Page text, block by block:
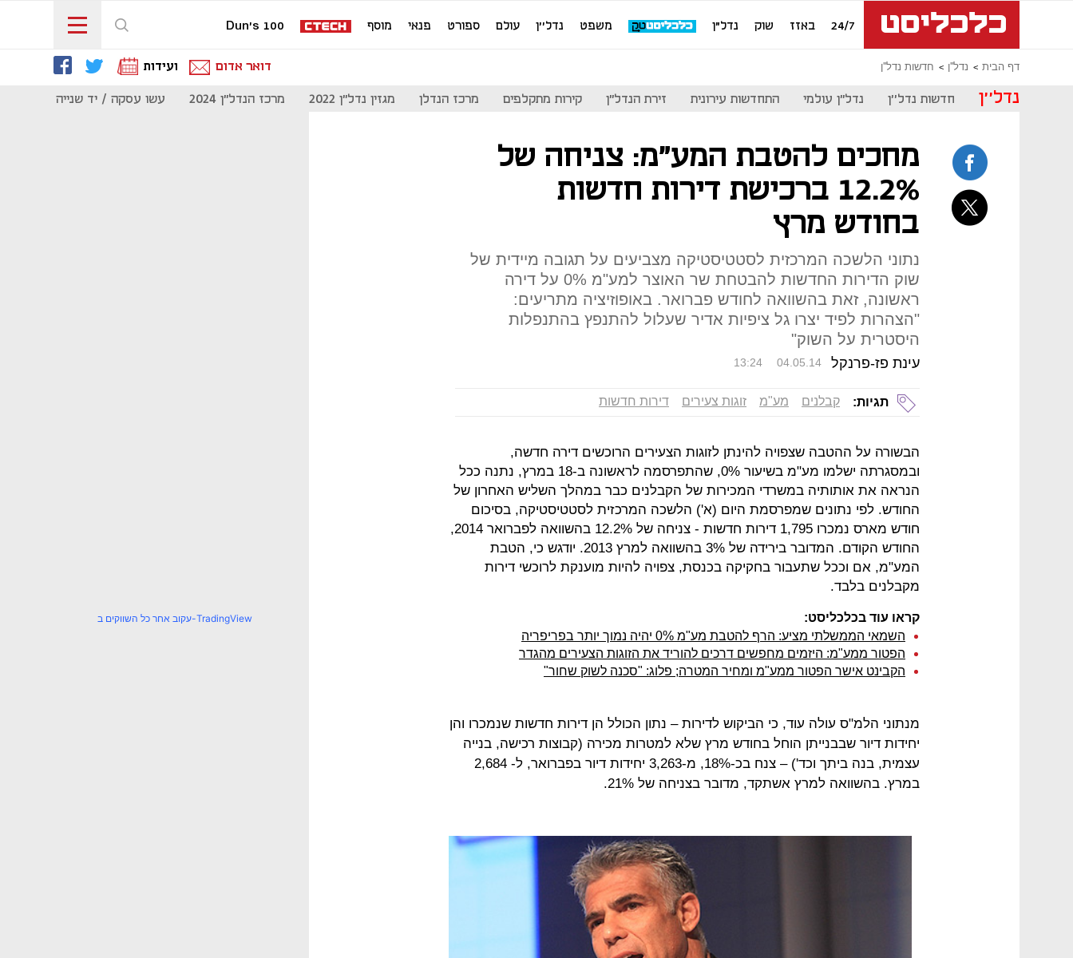
24/7 באזז שוק נדל"ן משפט נדל''ן עולם ספורט פנאי מוסף Dun's 100
דף הבית נדל''ן חדשות נדל''ן דואר אדום ועידות
נדל''ן חדשות נדל''ן נדל"ן עולמי התחדשות עירונית זירת הנדל"ן קירות מתקלפים מרכז הנדלן מגזין נדל"ן 2022 מרכז הנדל"ן 2024 עשו עסקה / יד שנייה
מחכים להטבת המע"מ: צניחה של
12.2% ברכישת דירות חדשות
בחודש מרץ
נתוני הלשכה המרכזית לסטטיסטיקה מצביעים על תגובה מיידית של
שוק הדירות החדשות להבטחת שר האוצר למע"מ 0% על דירה
ראשונה, זאת בהשוואה לחודש פברואר. באופוזיציה מתריעים:
"הצהרות לפיד יצרו גל ציפיות אדיר שעלול להתנפץ בהתנפלות
היסטרית על השוק"
עינת פז-פרנקל 13:24 04.05.14
תגיות: קבלנים מע"מ זוגות צעירים דירות חדשות
הבשורה על ההטבה שצפויה להינתן לזוגות הצעירים הרוכשים דירה חדשה,
ובמסגרתה ישלמו מע"מ בשיעור 0%, שהתפרסמה לראשונה ב-18 במרץ, נתנה ככל
הנראה את אותותיה במשרדי המכירות של הקבלנים כבר במהלך השליש האחרון של
החודש. לפי נתונים שמפרסמת היום (א') הלשכה המרכזית לסטטיסטיקה, בסיכום
חודש מארס נמכרו 1,795 דירות חדשות - צניחה של 12.2% בהשוואה לפברואר 2014,
החודש הקודם. המדובר בירידה של 3% בהשוואה למרץ 2013. יודגש כי, הטבת
המע"מ, אם וככל שתעבור בחקיקה בכנסת, צפויה להיות מוענקת לרוכשי דירות
מקבלנים בלבד.
קראו עוד בכלכליסט:
השמאי הממשלתי מציע: הרף להטבת מע"מ 0% יהיה נמוך יותר בפריפריה
הפטור ממע"מ: היזמים מחפשים דרכים להוריד את הזוגות הצעירים מהגדר
הקבינט אישר הפטור ממע"מ ומחיר המטרה; פלוג: "סכנה לשוק שחור"
מנתוני הלמ"ס עולה עוד, כי הביקוש לדירות – נתון הכולל הן דירות חדשות שנמכרו והן
יחידות דיור שבבנייתן הוחל בחודש מרץ שלא למטרות מכירה (קבוצות רכישה, בנייה
עצמית, בנה ביתך וכד') – צנח בכ-18%, מ-3,263 יחידות דיור בפברואר, ל- 2,684
במרץ. בהשוואה למרץ אשתקד, מדובר בצניחה של 21%.
עקוב אחר כל השווקים ב-TradingView